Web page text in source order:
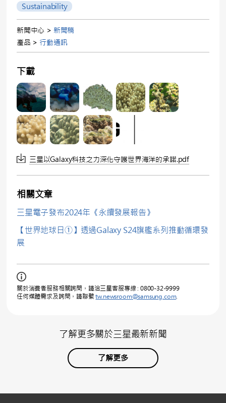
Sustainability
新聞中心 > 新聞稿
產品 > 行動通訊
下載
三星以Galaxy科技之力深化守護世界海洋的承諾.pdf
相關文章
三星電子發布2024年《永續發展報告》
【世界地球日①】透過Galaxy S24旗艦系列推動循環發
展
關於消費者服務相關詢問，請洽三星客服專線 : 0800-32-9999
任何媒體需求及詢問，請聯繫tw.newsroom@samsung.com.
了解更多關於三星最新新聞
了解更多